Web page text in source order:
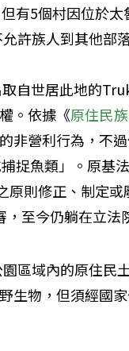
有5個村因位於
許族人到其他部
自世居此地的
。依據《原住民
非營利行為，不
捉魚類」。原基
則修正、制定或
至今仍躺在立法
園區域內的原住民
生物，但須經國